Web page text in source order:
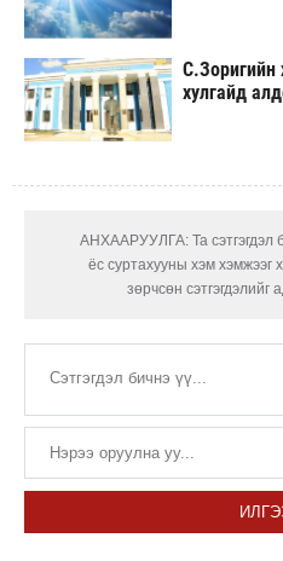
С.Зоригийн
хулгайд
АНХААРУУЛГА: Та сэтгэгдэл
ёс суртахууны хэм хэмжээг
зөрчсөн сэтгэгдэлийг